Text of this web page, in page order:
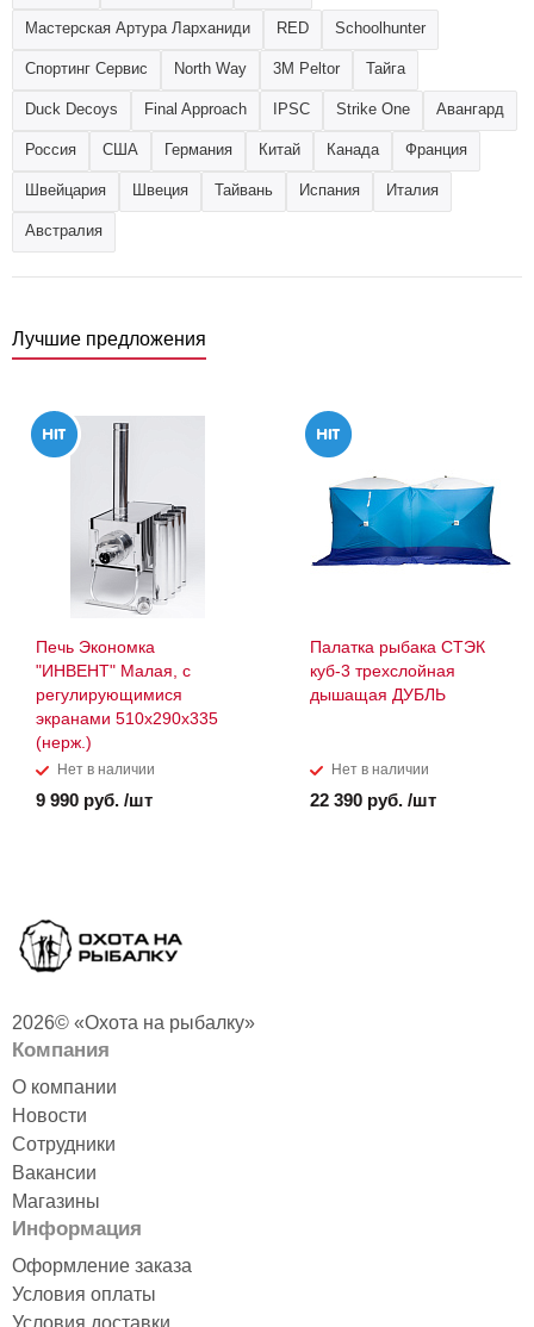
Мастерская Артура Ларханиди RED Schoolhunter
Спортинг Сервис North Way 3M Peltor Тайга
Duck Decoys Final Approach IPSC Strike One Авангард
Россия США Германия Китай Канада Франция
Швейцария Швеция Тайвань Испания Италия
Австралия
Лучшие предложения
Печь Экономка
"ИНВЕНТ" Малая, с
регулирующимися
экранами 510х290х335
(нерж.)
Нет в наличии
9 990 руб. /шт
Палатка рыбака СТЭК
куб-3 трехслойная
дышащая ДУБЛЬ
Нет в наличии
22 390 руб. /шт
2026© «Охота на рыбалку»
Компания
О компании
Новости
Сотрудники
Вакансии
Магазины
Информация
Оформление заказа
Условия оплаты
Условия доставки